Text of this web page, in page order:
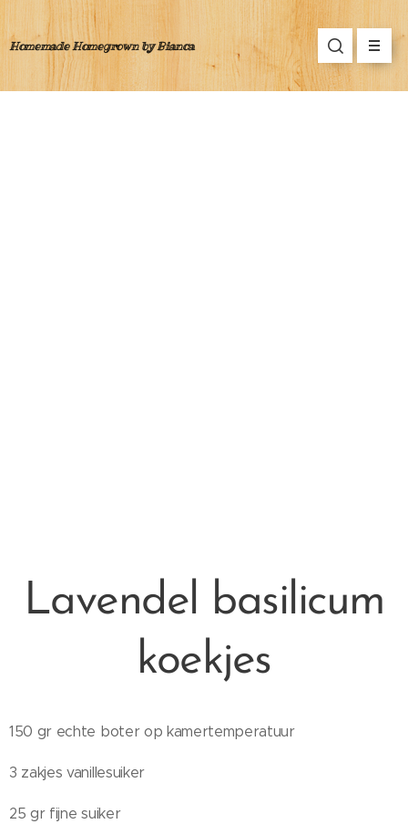
Homemade Homegrown by Bianca
Lavendel basilicum
koekjes
150 gr echte boter op kamertemperatuur
3 zakjes vanillesuiker
25 gr fijne suiker